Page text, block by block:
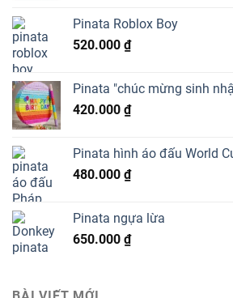
Pinata Roblox Boy
520.000 ₫
Pinata "chúc mừng sinh
420.000 ₫
Pinata hình áo đấu World
480.000 ₫
Pinata ngựa lừa
650.000 ₫